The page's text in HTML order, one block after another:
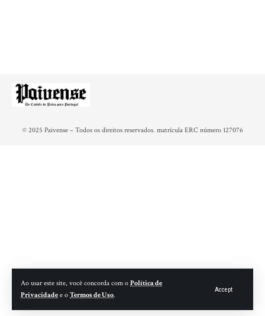
Ao usar este site, você concorda com o Política de
Privacidade e o Termos de Uso.
Accept
© 2025 Paivense – Todos os direitos reservados. matrícula ERC número 127076